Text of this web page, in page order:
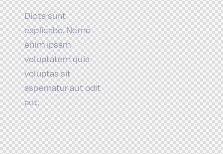
Dicta sunt
explicabo. Nemo
enim ipsam
voluptatem quia
voluptas sit
aspernatur aut odit
aut.